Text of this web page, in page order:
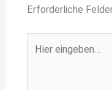
Erforderliche
eingeben…